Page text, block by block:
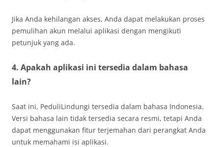
Jika Anda kehilangan akses, Anda dapat melakukan proses
pemulihan akun melalui aplikasi dengan mengikuti
petunjuk yang ada.
4. Apakah aplikasi ini tersedia dalam bahasa
lain?
Saat ini, PeduliLindungi tersedia dalam bahasa Indonesia.
Versi bahasa lain tidak tersedia secara resmi, tetapi Anda
dapat menggunakan fitur terjemahan dari perangkat Anda
untuk memahami isi aplikasi.